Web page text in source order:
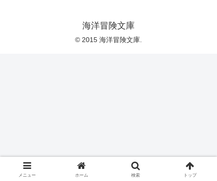
海洋冒険文庫
© 2015 海洋冒険文庫.
メニュー ホーム 検索 トップ